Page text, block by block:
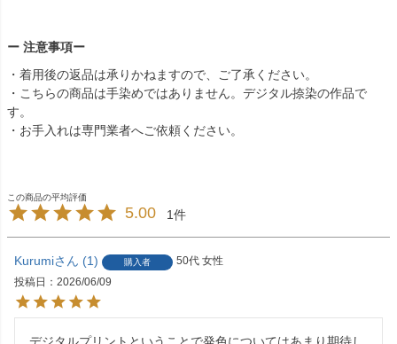
ー 注意事項ー
・着用後の返品は承りかねますので、ご了承ください。
・こちらの商品は手染めではありません。デジタル捺染の作品で
す。
・お手入れは専門業者へご依頼ください。
5.00 1
Kurumi 1 購入者 50代 女性
投稿日
2026/06/09